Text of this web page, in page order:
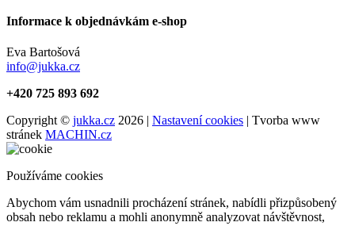
Informace k objednávkám e-shop
Eva Bartošová
info@jukka.cz
+420 725 893 692
Copyright © jukka.cz 2026 | Nastavení cookies | Tvorba www
stránek MACHIN.cz
Používáme cookies
Abychom vám usnadnili procházení stránek, nabídli přizpůsobený
obsah nebo reklamu a mohli anonymně analyzovat návštěvnost,